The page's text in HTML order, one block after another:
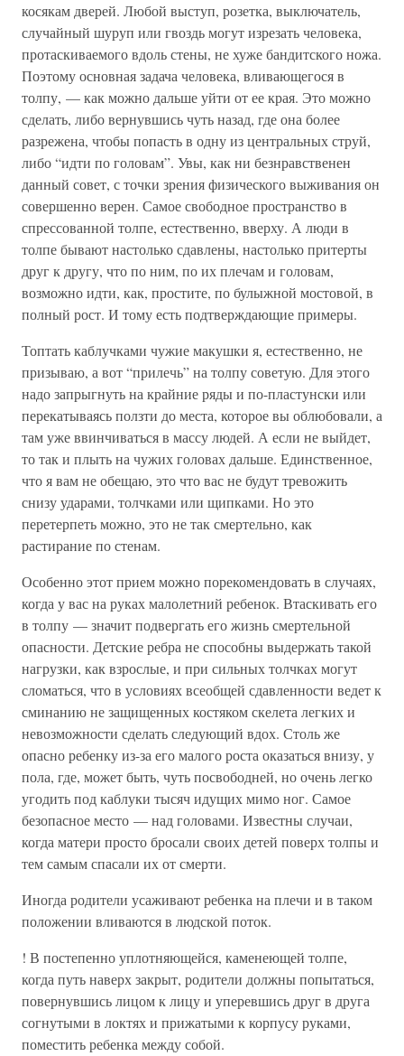
косякам дверей. Любой выступ, розетка, выключатель,
случайный шуруп или гвоздь могут изрезать человека,
протаскиваемого вдоль стены, не хуже бандитского ножа.
Поэтому основная задача человека, вливающегося в
толпу, — как можно дальше уйти от ее края. Это можно
сделать, либо вернувшись чуть назад, где она более
разрежена, чтобы попасть в одну из центральных струй,
либо “идти по головам”. Увы, как ни безнравственен
данный совет, с точки зрения физического выживания он
совершенно верен. Самое свободное пространство в
спрессованной толпе, естественно, вверху. А люди в
толпе бывают настолько сдавлены, настолько притерты
друг к другу, что по ним, по их плечам и головам,
возможно идти, как, простите, по булыжной мостовой, в
полный рост. И тому есть подтверждающие примеры.
Топтать каблучками чужие макушки я, естественно, не
призываю, а вот “прилечь” на толпу советую. Для этого
надо запрыгнуть на крайние ряды и по-пластунски или
перекатываясь ползти до места, которое вы облюбовали, а
там уже ввинчиваться в массу людей. А если не выйдет,
то так и плыть на чужих головах дальше. Единственное,
что я вам не обещаю, это что вас не будут тревожить
снизу ударами, толчками или щипками. Но это
перетерпеть можно, это не так смертельно, как
растирание по стенам.
Особенно этот прием можно порекомендовать в случаях,
когда у вас на руках малолетний ребенок. Втаскивать его
в толпу — значит подвергать его жизнь смертельной
опасности. Детские ребра не способны выдержать такой
нагрузки, как взрослые, и при сильных толчках могут
сломаться, что в условиях всеобщей сдавленности ведет к
сминанию не защищенных костяком скелета легких и
невозможности сделать следующий вдох. Столь же
опасно ребенку из-за его малого роста оказаться внизу, у
пола, где, может быть, чуть посвободней, но очень легко
угодить под каблуки тысяч идущих мимо ног. Самое
безопасное место — над головами. Известны случаи,
когда матери просто бросали своих детей поверх толпы и
тем самым спасали их от смерти.
Иногда родители усаживают ребенка на плечи и в таком
положении вливаются в людской поток.
! В постепенно уплотняющейся, каменеющей толпе,
когда путь наверх закрыт, родители должны попытаться,
повернувшись лицом к лицу и уперевшись друг в друга
согнутыми в локтях и прижатыми к корпусу руками,
поместить ребенка между собой.